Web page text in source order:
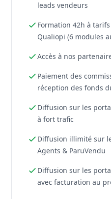
leads vendeurs
Formation 42h à
Qualiopi (6 modules
Accès à nos
Paiement des
réception des fonds
Diffusion sur les
à fort trafic
Diffusion illimité sur
Agents & ParuVendu
Diffusion sur les
avec facturation au